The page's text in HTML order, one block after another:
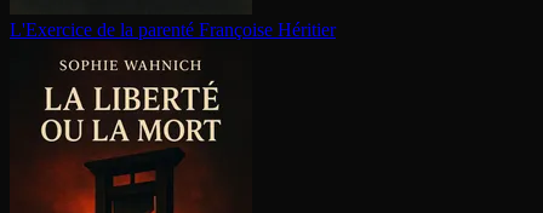
L'Exercice de la parenté Françoise Héritier